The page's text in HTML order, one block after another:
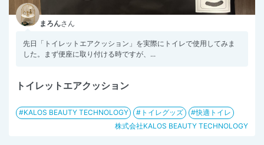
まろんさん
先日「トイレットエアクッション」を実際にトイレで使用してみま
した。まず便座に取り付ける時ですが、...
トイレットエアクッション
KALOS BEAUTY TECHNOLOGY トイレグッズ
快適トイレ
株式会社KALOS BEAUTY TECHNOLOGY